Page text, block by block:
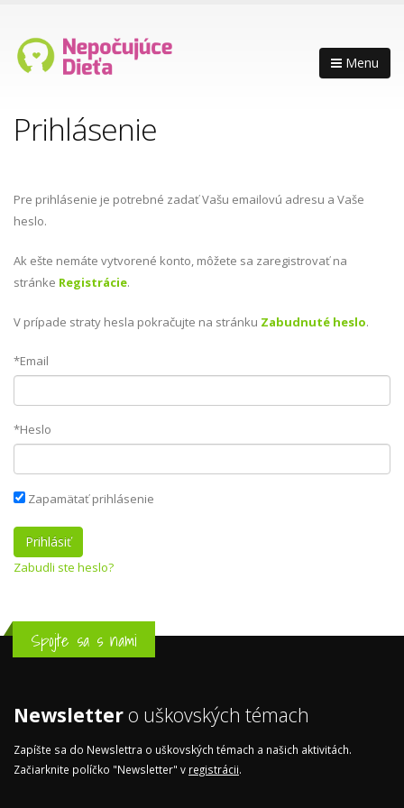
Menu
Prihlásenie
Pre prihlásenie je potrebné zadať Vašu emailovú adresu a Vaše
heslo.
Ak ešte nemáte vytvorené konto, môžete sa zaregistrovať na
stránke Registrácie.
V prípade straty hesla pokračujte na stránku Zabudnuté heslo.
*Email
*Heslo
Zapamätať prihlásenie
Zabudli ste heslo?
Spojte sa s nami
Newsletter o uškovských témach
Zapíšte sa do Newslettra o uškovských témach a našich aktivitách.
Začiarknite políčko "Newsletter" v registrácii.